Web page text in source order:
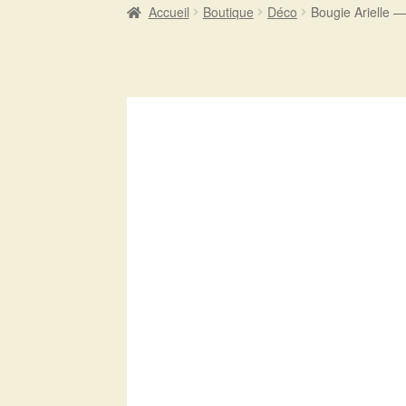
Accueil Boutique Déco Bougie Arielle —